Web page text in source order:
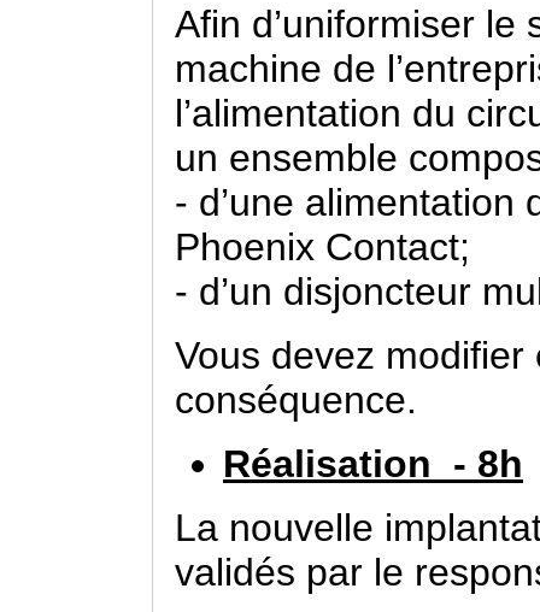
Afin d’uniformiser
machine de
l’alimentation du
un ensemble
- d’une alimentation
Phoenix Contact;
- d’un disjoncteur
Vous devez
conséquence.
Réalisation - 8h
La nouvelle
validés par le